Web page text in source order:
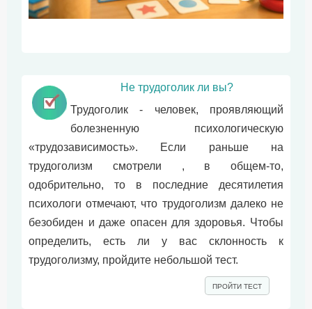
Не трудоголик ли вы?
Трудоголик - человек, проявляющий
болезненную психологическую
«трудозависимость». Если раньше на
трудоголизм смотрели , в общем-то,
одобрительно, то в последние десятилетия
психологи отмечают, что трудоголизм далеко не
безобиден и даже опасен для здоровья. Чтобы
определить, есть ли у вас склонность к
трудоголизму, пройдите небольшой тест.
ПРОЙТИ ТЕСТ